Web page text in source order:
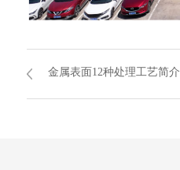
金属表面12种处理工艺简介